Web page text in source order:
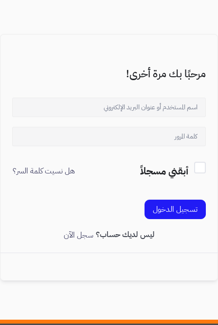
مرحبًا بك مرة أخرى!
أبقني مسجلاً هل نسيت كلمة السر؟
تسجيل الدخول
ليس لديك حساب؟ سجل الآن